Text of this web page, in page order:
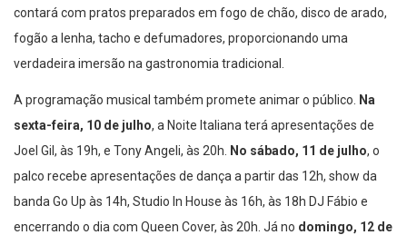
contará com pratos preparados em fogo de chão, disco de arado,
fogão a lenha, tacho e defumadores, proporcionando uma
verdadeira imersão na gastronomia tradicional.
A programação musical também promete animar o público. Na
sexta-feira, 10 de julho, a Noite Italiana terá apresentações de
Joel Gil, às 19h, e Tony Angeli, às 20h. No sábado, 11 de julho, o
palco recebe apresentações de dança a partir das 12h, show da
banda Go Up às 14h, Studio In House às 16h, às 18h DJ Fábio e
encerrando o dia com Queen Cover, às 20h. Já no domingo, 12 de